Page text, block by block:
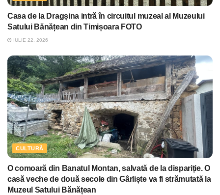
Casa de la Dragșina intră în circuitul muzeal al Muzeului
Satului Bănățean din Timișoara FOTO
IULIE 22, 2026
CULTURĂ
O comoară din Banatul Montan, salvată de la dispariție. O
casă veche de două secole din Gârliște va fi strămutată la
Muzeul Satului Bănățean